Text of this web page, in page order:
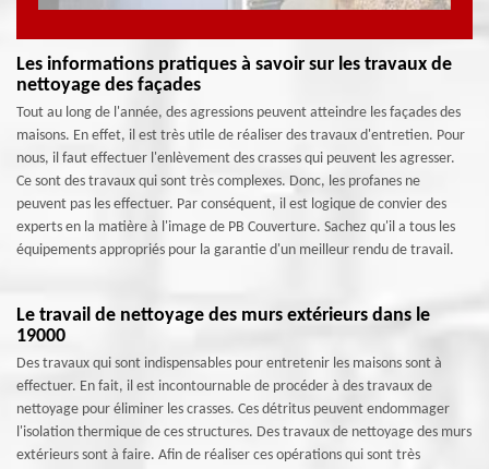
Les informations pratiques à savoir sur les travaux de
nettoyage des façades
Tout au long de l'année, des agressions peuvent atteindre les façades des
maisons. En effet, il est très utile de réaliser des travaux d'entretien. Pour
nous, il faut effectuer l'enlèvement des crasses qui peuvent les agresser.
Ce sont des travaux qui sont très complexes. Donc, les profanes ne
peuvent pas les effectuer. Par conséquent, il est logique de convier des
experts en la matière à l'image de PB Couverture. Sachez qu'il a tous les
équipements appropriés pour la garantie d'un meilleur rendu de travail.
Le travail de nettoyage des murs extérieurs dans le
19000
Des travaux qui sont indispensables pour entretenir les maisons sont à
effectuer. En fait, il est incontournable de procéder à des travaux de
nettoyage pour éliminer les crasses. Ces détritus peuvent endommager
l'isolation thermique de ces structures. Des travaux de nettoyage des murs
extérieurs sont à faire. Afin de réaliser ces opérations qui sont très